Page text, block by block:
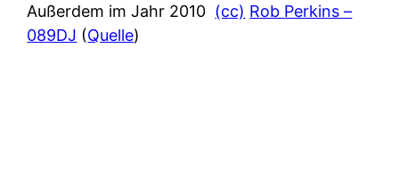
Außerdem im Jahr 2010 (cc) Rob Perkins –
089DJ (Quelle)